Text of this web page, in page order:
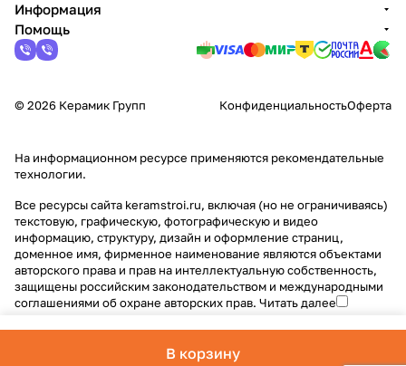
В корзину
Информация
Помощь
© 2026 Керамик Групп КонфиденциальностьОферта
На информационном ресурсе применяются рекомендательные
технологии.
Все ресурсы сайта keramstroi.ru, включая (но не ограничиваясь)
текстовую, графическую, фотографическую и видео
информацию, структуру, дизайн и оформление страниц,
доменное имя, фирменное наименование являются объектами
авторского права и прав на интеллектуальную собственность,
защищены российским законодательством и международными
соглашениями об охране авторских прав. Читать далее